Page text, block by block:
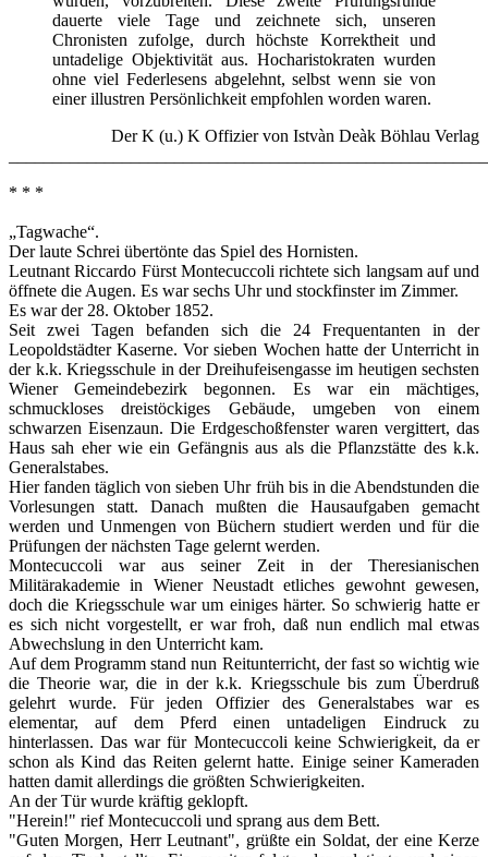
dauerte viele Tage und zeichnete sich, unseren
Chronisten zufolge, durch höchste Korrektheit und
untadelige Objektivität aus. Hocharistokraten wurden
ohne viel Federlesens abgelehnt, selbst wenn sie von
einer illustren Persönlichkeit empfohlen worden waren.
Der K (u.) K Offizier von Istvàn Deàk Böhlau Verlag
* * *
„Tagwache“.
Der laute Schrei übertönte das Spiel des Hornisten.
Leutnant Riccardo Fürst Montecuccoli richtete sich langsam auf und
öffnete die Augen. Es war sechs Uhr und stockfinster im Zimmer.
Es war der 28. Oktober 1852.
Seit zwei Tagen befanden sich die 24 Frequentanten in der
Leopoldstädter Kaserne. Vor sieben Wochen hatte der Unterricht in
der k.k. Kriegsschule in der Dreihufeisengasse im heutigen sechsten
Wiener Gemeindebezirk begonnen. Es war ein mächtiges,
schmuckloses dreistöckiges Gebäude, umgeben von einem
schwarzen Eisenzaun. Die Erdgeschoßfenster waren vergittert, das
Haus sah eher wie ein Gefängnis aus als die Pflanzstätte des k.k.
Generalstabes.
Hier fanden täglich von sieben Uhr früh bis in die Abendstunden die
Vorlesungen statt. Danach mußten die Hausaufgaben gemacht
werden und Unmengen von Büchern studiert werden und für die
Prüfungen der nächsten Tage gelernt werden.
Montecuccoli war aus seiner Zeit in der Theresianischen
Militärakademie in Wiener Neustadt etliches gewohnt gewesen,
doch die Kriegsschule war um einiges härter. So schwierig hatte er
es sich nicht vorgestellt, er war froh, daß nun endlich mal etwas
Abwechslung in den Unterricht kam.
Auf dem Programm stand nun Reitunterricht, der fast so wichtig wie
die Theorie war, die in der k.k. Kriegsschule bis zum Überdruß
gelehrt wurde. Für jeden Offizier des Generalstabes war es
elementar, auf dem Pferd einen untadeligen Eindruck zu
hinterlassen. Das war für Montecuccoli keine Schwierigkeit, da er
schon als Kind das Reiten gelernt hatte. Einige seiner Kameraden
hatten damit allerdings die größten Schwierigkeiten.
An der Tür wurde kräftig geklopft.
"Herein!" rief Montecuccoli und sprang aus dem Bett.
"Guten Morgen, Herr Leutnant", grüßte ein Soldat, der eine Kerze